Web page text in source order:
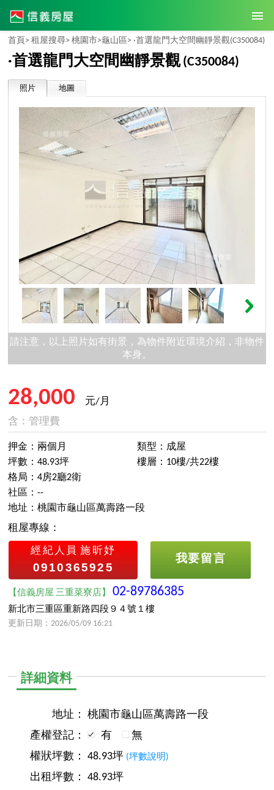
首頁> 租屋搜尋> 桃園市>龜山區> ·首選龍門大空間幽靜景觀(C350084)
·首選龍門大空間幽靜景觀 (C350084)
照片 地圖
請注意，以上照片如有街景，為物件附近環境介紹，非物件
本身。
28,000
元/月
含：管理費
押金：兩個月
坪數：48.93坪
類型：成屋
樓層：10樓/共22樓
格局：4房2廳2衛
社區：--
地址：桃園市龜山區萬壽路一段
租屋專線：
經紀人員 施昕妤
0910365925
我要留言
【信義房屋 三重菜寮店】02-89786385
新北市三重區重新路四段９４號１樓
更新日期：2026/05/09 16:21
詳細資料
地址：
桃園市龜山區萬壽路一段
產權登記：
有
無
權狀坪數：
48.93坪 (坪數說明)
出租坪數：
48.93坪